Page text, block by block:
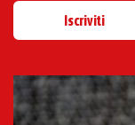
Iscriviti